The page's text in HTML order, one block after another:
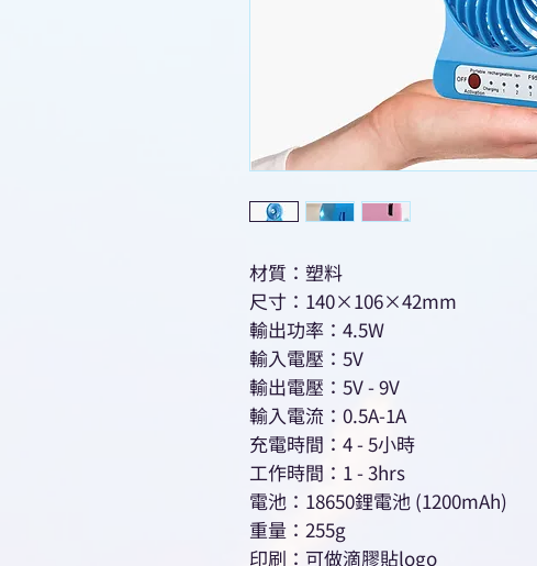
材質：塑料
尺寸：140×106×42mm
輸出功率：4.5W
輸入電壓：5V
輸出電壓：5V - 9V
輸入電流：0.5A-1A
充電時間：4 - 5小時
工作時間：1 - 3hrs
電池：18650鋰電池 (1200mAh)
重量：255g
印刷：可做滴膠貼logo